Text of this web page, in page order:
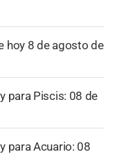
hoy 8 de agosto de
para Piscis: 08 de
para Acuario: 08